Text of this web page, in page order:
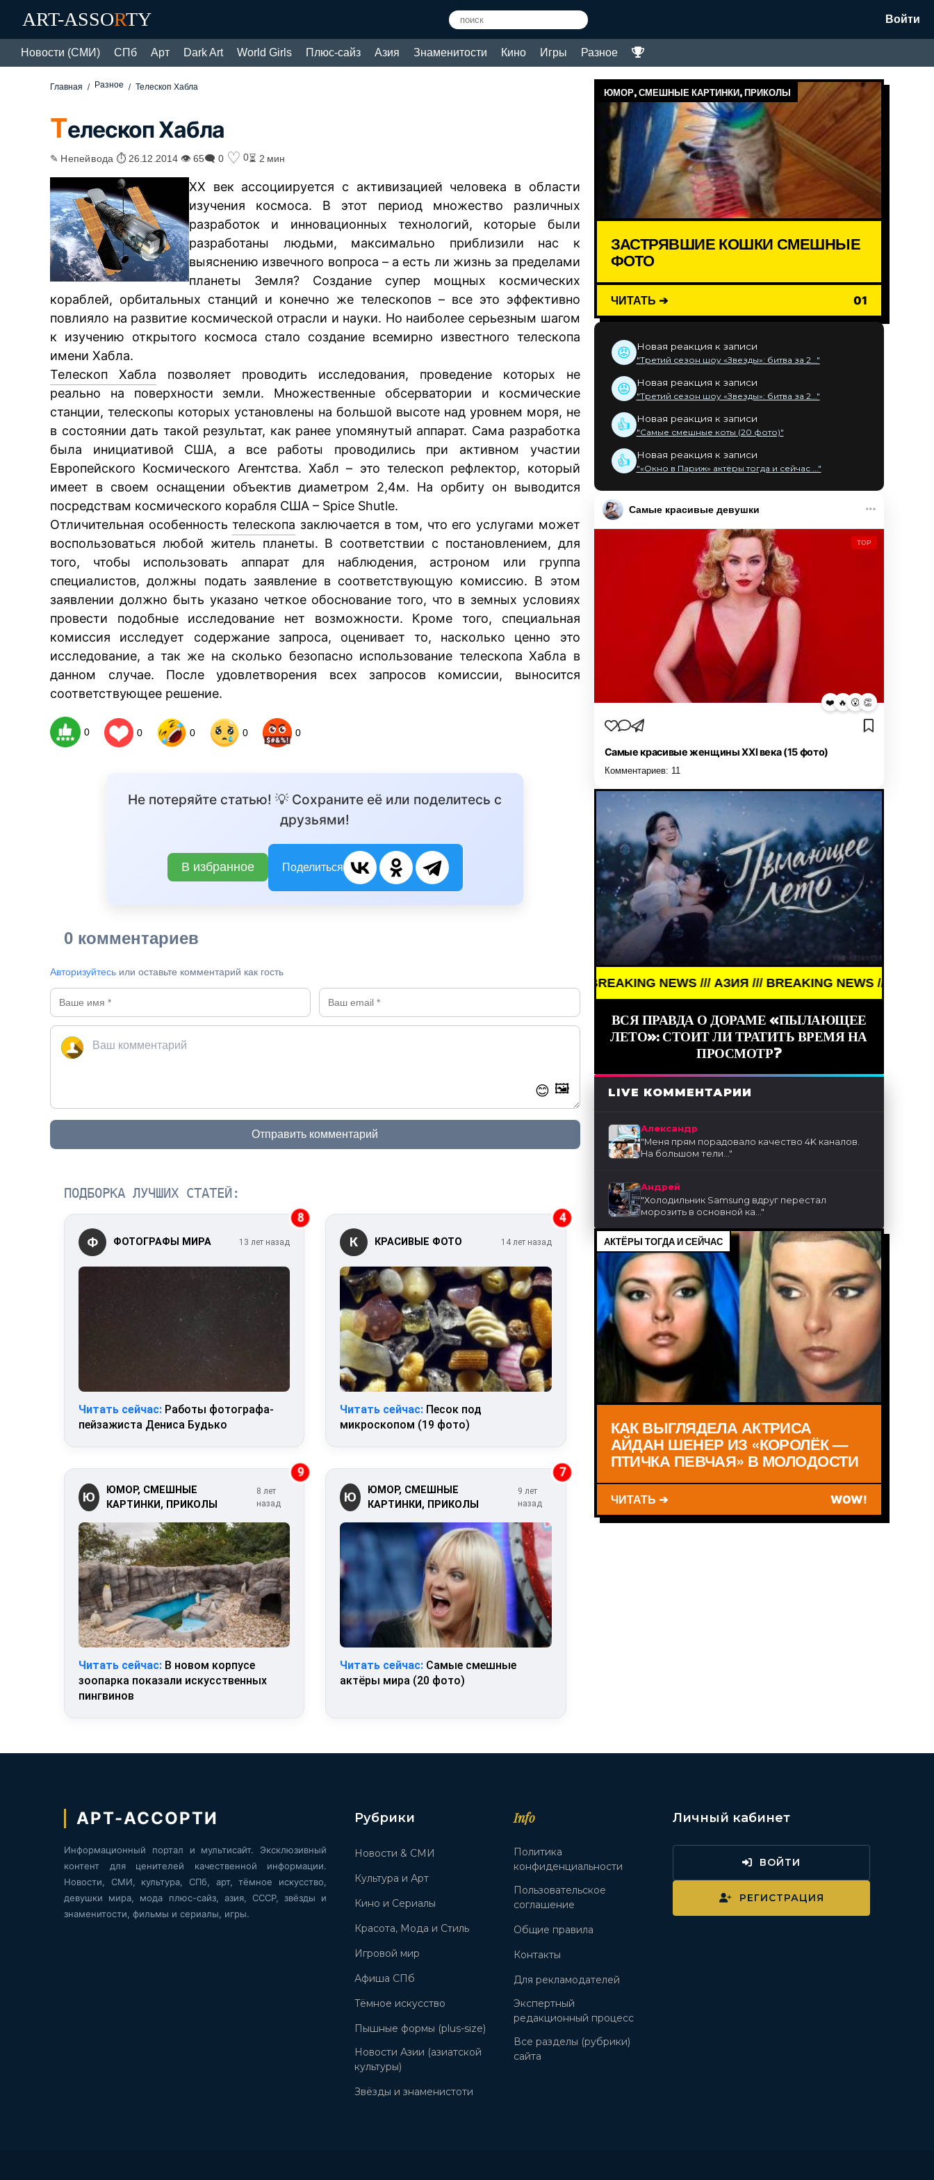
ART-ASSORTY Войти
Новости (СМИ) СПб Арт Dark Art World Girls Плюс-сайз Азия Знаменитости Кино Игры Разное
Главная Разное Телескоп Хабла
Телескоп Хабла
✎ Непейвода ⏱ 26.12.2014 👁 65🗨 0 ♡ 0⏳ 2 мин
XX век ассоциируется с активизацией человека в области
изучения космоса. В этот период множество различных
разработок и инновационных технологий, которые были
разработаны людьми, максимально приблизили нас к
выяснению извечного вопроса – а есть ли жизнь за пределами
планеты Земля? Создание супер мощных космических
кораблей, орбитальных станций и конечно же телескопов – все это эффективно
повлияло на развитие космической отрасли и науки. Но наиболее серьезным шагом
к изучению открытого космоса стало создание всемирно известного телескопа
имени Хабла.
Телескоп Хабла позволяет проводить исследования, проведение которых не
реально на поверхности земли. Множественные обсерватории и космические
станции, телескопы которых установлены на большой высоте над уровнем моря, не
в состоянии дать такой результат, как ранее упомянутый аппарат. Сама разработка
была инициативой США, а все работы проводились при активном участии
Европейского Космического Агентства. Хабл – это телескоп рефлектор, который
имеет в своем оснащении объектив диаметром 2,4м. На орбиту он выводится
посредствам космического корабля США – Spice Shutle.
Отличительная особенностьтелескопа заключается в том, что его услугами может
воспользоваться любой житель планеты. В соответствии с постановлением, для
того, чтобы использовать аппарат для наблюдения, астроном или группа
специалистов, должны подать заявление в соответствующую комиссию. В этом
заявлении должно быть указано четкое обоснование того, что в земных условиях
провести подобные исследование нет возможности. Кроме того, специальная
комиссия исследует содержание запроса, оценивает то, насколько ценно это
исследование, а так же на сколько безопасно использование телескопа Хабла в
данном случае. После удовлетворения всех запросов комиссии, выносится
соответствующее решение.
0 0 0 0 0
Не потеряйте статью! 💡 Сохраните её или поделитесь с
друзьями!
В избранное Поделиться
0 комментариев
Авторизуйтесь или оставьте комментарий как гость
😊 🖼️
Отправить комментарий
ПОДБОРКА ЛУЧШИХ СТАТЕЙ:
8
Ф ФОТОГРАФЫ МИРА 13 лет назад
Читать сейчас: Работы фотографа-
пейзажиста Дениса Будько
4
К КРАСИВЫЕ ФОТО 14 лет назад
Читать сейчас: Песок под
микроскопом (19 фото)
9
Ю
ЮМОР, СМЕШНЫЕ
КАРТИНКИ, ПРИКОЛЫ
8 лет
назад
Читать сейчас: В новом корпусе
зоопарка показали искусственных
пингвинов
7
Ю
ЮМОР, СМЕШНЫЕ
КАРТИНКИ, ПРИКОЛЫ
9 лет
назад
Читать сейчас: Самые смешные
актёры мира (20 фото)
ЮМОР, СМЕШНЫЕ КАРТИНКИ, ПРИКОЛЫ
ЗАСТРЯВШИЕ КОШКИ СМЕШНЫЕ
ФОТО
ЧИТАТЬ ➔ 01
😡 Новая реакция к записи
"Третий сезон шоу «Звезды»: битва за 2..."
😡 Новая реакция к записи
"Третий сезон шоу «Звезды»: битва за 2..."
👍 Новая реакция к записи
"Самые смешные коты (20 фото)"
👍 Новая реакция к записи
"«Окно в Париж» актёры тогда и сейчас ..."
Самые красивые девушки
TOP
❤️ 🔥 😮 👏
Самые красивые женщины XXI века (15 фото)
Комментариев: 11
BREAKING NEWS /// АЗИЯ /// BREAKING NEWS /// АЗИЯ ///
ВСЯ ПРАВДА О ДОРАМЕ «ПЫЛАЮЩЕЕ
ЛЕТО»: СТОИТ ЛИ ТРАТИТЬ ВРЕМЯ НА
ПРОСМОТР?
LIVE КОММЕНТАРИИ
Александр
"Меня прям порадовало качество 4K каналов.
На большом тели..."
Андрей
"Холодильник Samsung вдруг перестал
морозить в основной ка..."
АКТЁРЫ ТОГДА И СЕЙЧАС
КАК ВЫГЛЯДЕЛА АКТРИСА
АЙДАН ШЕНЕР ИЗ «КОРОЛЁК —
ПТИЧКА ПЕВЧАЯ» В МОЛОДОСТИ
ЧИТАТЬ ➔ WOW!
АРТ-АССОРТИ
Информационный портал и мультисайт. Эксклюзивный
контент для ценителей качественной информации.
Новости, СМИ, культура, СПб, арт, тёмное искусство,
девушки мира, мода плюс-сайз, азия, СССР, звёзды и
знаменитости, фильмы и сериалы, игры.
Рубрики
Новости & СМИ
Культура и Арт
Кино и Сериалы
Красота, Мода и Стиль
Игровой мир
Афиша СПб
Тёмное искусство
Пышные формы (plus-size)
Новости Азии (азиатской
культуры)
Звёзды и знаменистоти
Info
Политика
конфиденциальности
Пользовательское
соглашение
Общие правила
Контакты
Для рекламодателей
Экспертный
редакционный процесс
Все разделы (рубрики)
сайта
Личный кабинет
ВОЙТИ
РЕГИСТРАЦИЯ